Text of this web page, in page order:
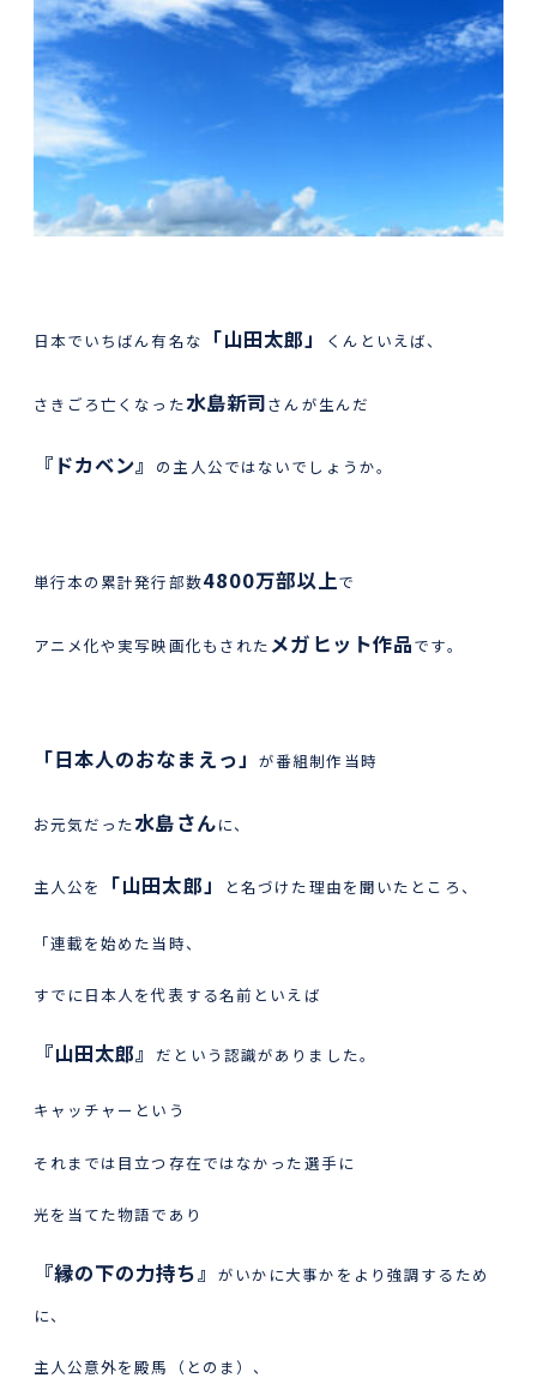
日本でいちばん有名な 「山田太郎」 くんといえば、
さきごろ亡くなった水島新司さんが生んだ
『ドカベン』 の主人公ではないでしょうか。
単行本の累計発行部数4800万部以上で
アニメ化や実写映画化もされたメガヒット作品です。
「日本人のおなまえっ」 が番組制作当時
お元気だった水島さんに、
主人公を 「山田太郎」 と名づけた理由を聞いたところ、
「連載を始めた当時、
すでに日本人を代表する名前といえば
『山田太郎』 だという認識がありました。
キャッチャーという
それまでは目立つ存在ではなかった選手に
光を当てた物語であり
『縁の下の力持ち』 がいかに大事かをより強調するため
に、
主人公意外を殿馬（とのま）、